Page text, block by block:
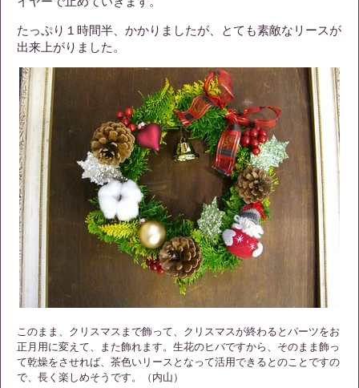
たっぷり１時間半、かかりましたが、とても素敵なリースが
出来上がりました。
このまま、クリスマスまで飾って、クリスマスが終わるとパーツをお
正月用に変えて、また飾れます。生花のヒバですから、そのまま飾っ
て乾燥をさせれば、茶色いリースとなって活用できるとのことですの
で、長く楽しめそうです。（内山）